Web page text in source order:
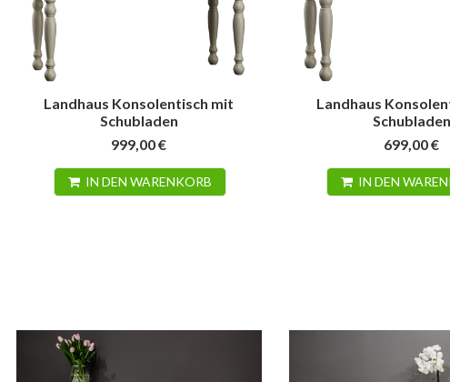
Tisch und Stühle in Eiche –
zweifarbig nach Wunsch
Der Blick in Wohnungen verrät uns,
Schlichte Schlafzimmermöbel
in Grau schaffen Raum für
Landhaus Konsolentisch mit
Schubladen
999,00 €
IN DEN WARENKORB
Landhaus
Schubladen
699,00 €
IN DEN